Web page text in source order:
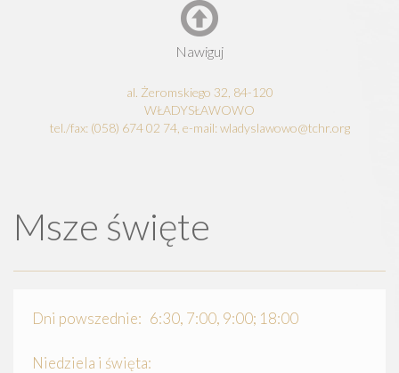
Nawiguj
al. Żeromskiego 32, 84-120
WŁADYSŁAWOWO
tel./fax: (058) 674 02 74, e-mail: wladyslawowo@tchr.org
Msze święte
Dni powszednie: 6:30, 7:00, 9:00; 18:00
Niedziela i święta: